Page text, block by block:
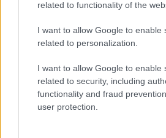
related to functionality of the
I want to allow Google to enable
related to personalization.
I want to allow Google to enable
related to security, including
functionality and fraud
user protection.
Kayserispor’daPedro Henriqueve
FK’nın savunmada vereceği
golcü olabilir. Konuk ekip Gaziantep
isim olanMuhammed Demir, son
daha zorlu savunma oyuncularına
atsa bile istatistikleri puanını